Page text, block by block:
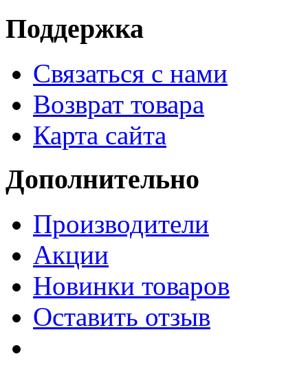
Поддержка
Связаться с нами
Возврат товара
Карта сайта
Дополнительно
Производители
Акции
Новинки товаров
Оставить отзыв